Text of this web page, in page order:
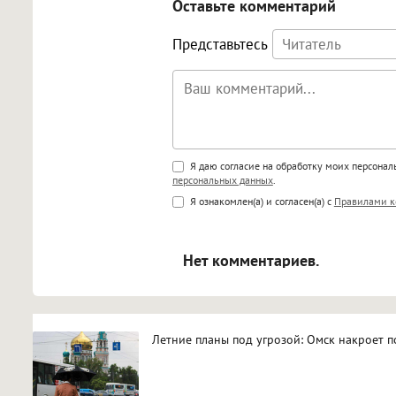
Оставьте комментарий
Представьтесь
Поддержка HTML
<b>, <strong>, <u>, <i>, <em>,
<blockquote>, <code>
Я даю согласие на обработку моих
персональных данных.
Я ознакомлен(а) и согласен(а) с Правилами
Нет комментариев.
Летние планы под угрозой: Омск накроет